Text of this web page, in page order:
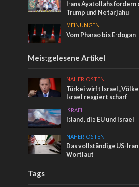
Irans Ayatollahs fordern
Trump und Netanjahu
MEINUNGEN
Vom Pharao bis Erdogan
Meistgelesene Artikel
NAHER OSTEN
Türkei wirft Israel
Israel reagiert scharf
ISRAEL
Island, die EU und Israel
NAHER OSTEN
Das vollständige US-
Wortlaut
Tags